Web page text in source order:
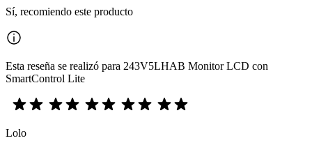
Sí, recomiendo este producto
Esta reseña se realizó para 243V5LHAB Monitor LCD con
SmartControl Lite
Lolo